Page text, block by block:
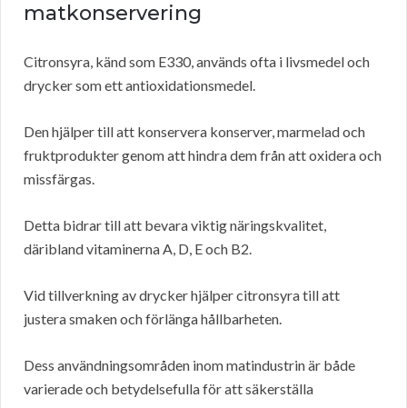
matkonservering
Citronsyra, känd som E330, används ofta i livsmedel och
drycker som ett antioxidationsmedel.
Den hjälper till att konservera konserver, marmelad och
fruktprodukter genom att hindra dem från att oxidera och
missfärgas.
Detta bidrar till att bevara viktig näringskvalitet,
däribland vitaminerna A, D, E och B2.
Vid tillverkning av drycker hjälper citronsyra till att
justera smaken och förlänga hållbarheten.
Dess användningsområden inom matindustrin är både
varierade och betydelsefulla för att säkerställa